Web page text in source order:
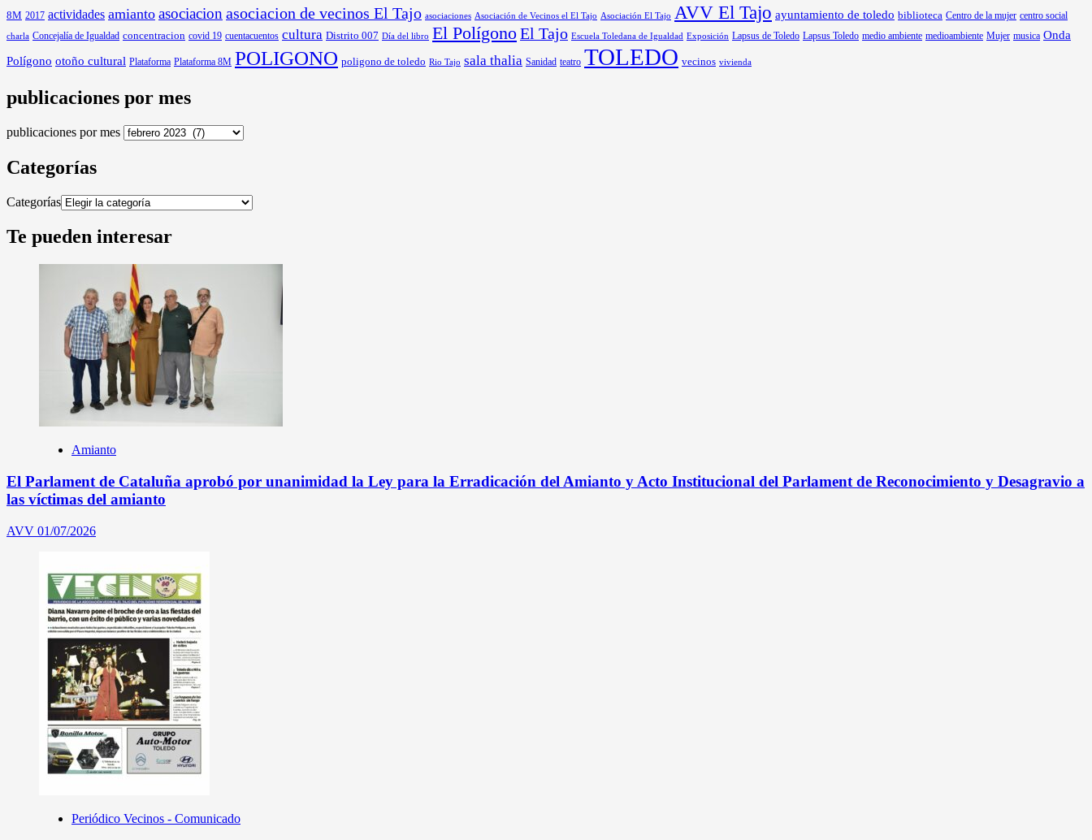
8M 2017 actividades amianto asociacion asociacion de vecinos El Tajo asociaciones Asociación de Vecinos el El Tajo Asociación El Tajo AVV El Tajo ayuntamiento de toledo biblioteca Centro de la mujer centro social
charla Concejalía de Igualdad concentracion covid 19 cuentacuentos cultura Distrito 007 Día del libro El PolígonoEl Tajo Escuela Toledana de Igualdad Exposición Lapsus de Toledo Lapsus Toledo medio ambiente medioambiente Mujer musica Onda
Polígono otoño cultural Plataforma Plataforma 8M POLIGONO poligono de toledo Rio Tajo sala thalia Sanidad teatro TOLEDO vecinos vivienda
publicaciones por mes
publicaciones por mes
Categorías
Categorías
Te pueden interesar
Amianto
El Parlament de Cataluña aprobó por unanimidad la Ley para la Erradicación del Amianto y Acto Institucional del Parlament de Reconocimiento y Desagravio a
las víctimas del amianto
AVV 01/07/2026
Periódico Vecinos - Comunicado